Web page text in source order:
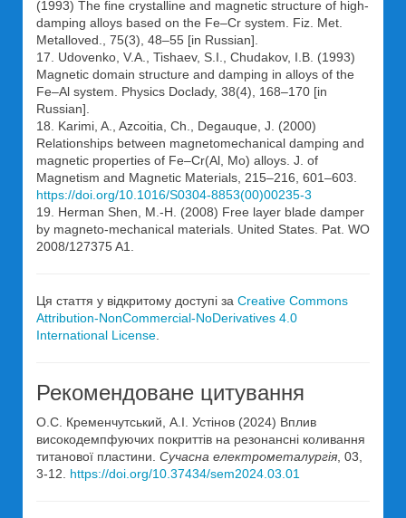
(1993) The fine crystalline and magnetic structure of high-
damping alloys based on the Fe–Cr system. Fiz. Met.
Metalloved., 75(3), 48–55 [in Russian].
17. Udovenko, V.A., Tishaev, S.I., Chudakov, I.B. (1993)
Magnetic domain structure and damping in alloys of the
Fe‒Al system. Physics Doclady, 38(4), 168–170 [in
Russian].
18. Karimi, A., Azcoitia, Ch., Degauque, J. (2000)
Relationships between magnetomechanical damping and
magnetic properties of Fe–Cr(Al, Mo) alloys. J. of
Magnetism and Magnetic Materials, 215–216, 601–603.
https://doi.org/10.1016/S0304-8853(00)00235-3
19. Herman Shen, M.-H. (2008) Free layer blade damper
by magneto-mechanical materials. United States. Pat. WO
2008/127375 A1.
Ця стаття у відкритому доступі за Creative Commons
Attribution-NonCommercial-NoDerivatives 4.0
International License.
Рекомендоване цитування
О.С. Кременчутський, А.І. Устінов (2024) Вплив
високодемпфуючих покриттів на резонансні коливання
титанової пластини. Сучасна електрометалургія, 03,
3-12. https://doi.org/10.37434/sem2024.03.01